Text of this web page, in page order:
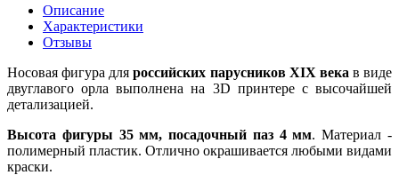
Описание
Характеристики
Отзывы
Носовая фигура дляроссийских парусников XIX века в виде
двуглавого орла выполнена на 3D принтере с высочайшей
детализацией.
Высота фигуры 35 мм, посадочный паз 4 мм. Материал -
полимерный пластик. Отлично окрашивается любыми видами
краски.